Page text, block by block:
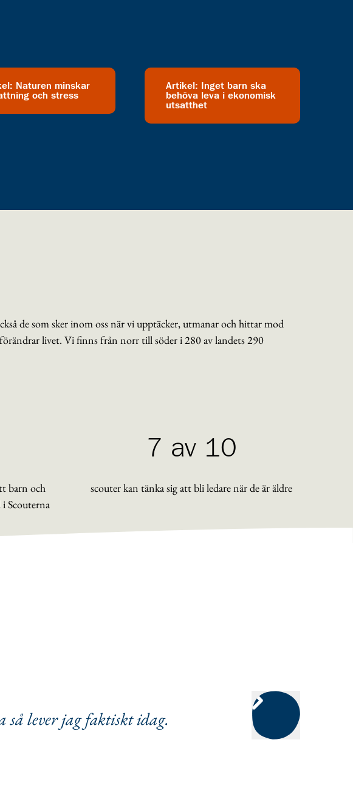
Naturen minskar
och stress
Artikel: Inget barn ska
behöva leva i ekonomisk
utsatthet
de som sker inom oss när vi upptäcker, utmanar och hittar mod
livet. Vi finns från norr till söder i 280 av landets 290
barn och
Scouterna
7 av 10
scouter kan tänka sig att bli ledare när de är äldre
så lever jag faktiskt idag.